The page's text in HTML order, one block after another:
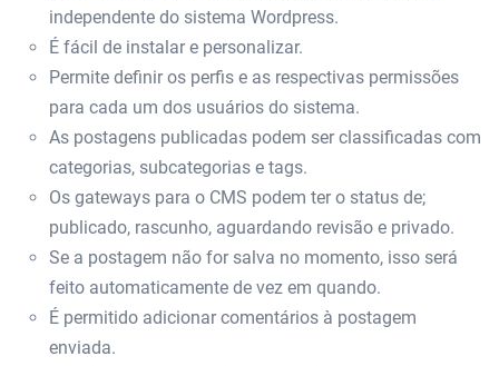
independente do sistema Wordpress.
É fácil de instalar e personalizar.
Permite definir os perfis e as respectivas permissões
para cada um dos usuários do sistema.
As postagens publicadas podem ser classificadas com
categorias, subcategorias e tags.
Os gateways para o CMS podem ter o status de;
publicado, rascunho, aguardando revisão e privado.
Se a postagem não for salva no momento, isso será
feito automaticamente de vez em quando.
É permitido adicionar comentários à postagem
enviada.